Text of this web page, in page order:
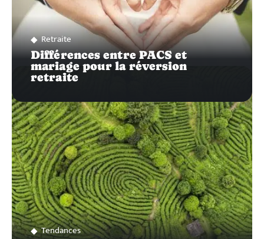
Retraite
Différences entre PACS et
mariage pour la réversion
retraite
Tendances